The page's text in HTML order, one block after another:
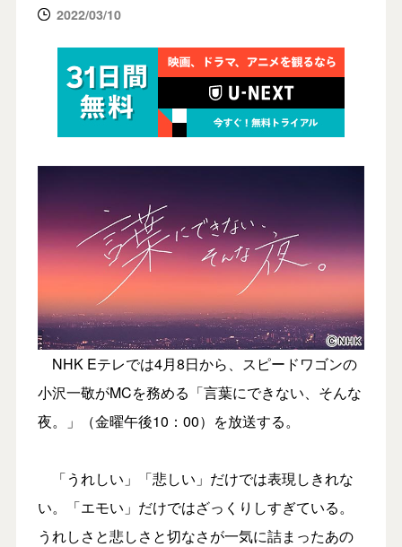
2022/03/10
NHK Eテレでは4月8日から、スピードワゴンの
小沢一敬がMCを務める「言葉にできない、そんな
夜。」（金曜午後10：00）を放送する。
「うれしい」「悲しい」だけでは表現しきれな
い。「エモい」だけではざっくりしすぎている。
うれしさと悲しさと切なさが一気に詰まったあの